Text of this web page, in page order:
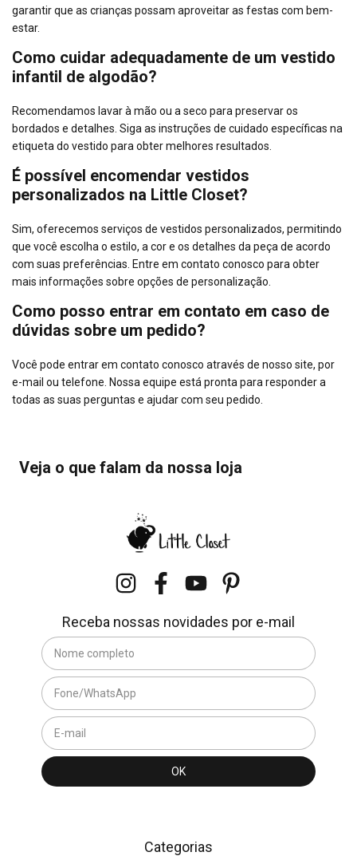
garantir que as crianças possam aproveitar as festas com bem-
estar.
Como cuidar adequadamente de um vestido
infantil de algodão?
Recomendamos lavar à mão ou a seco para preservar os
bordados e detalhes. Siga as instruções de cuidado específicas na
etiqueta do vestido para obter melhores resultados.
É possível encomendar vestidos
personalizados na Little Closet?
Sim, oferecemos serviços de vestidos personalizados, permitindo
que você escolha o estilo, a cor e os detalhes da peça de acordo
com suas preferências. Entre em contato conosco para obter
mais informações sobre opções de personalização.
Como posso entrar em contato em caso de
dúvidas sobre um pedido?
Você pode entrar em contato conosco através de nosso site, por
e-mail ou telefone. Nossa equipe está pronta para responder a
todas as suas perguntas e ajudar com seu pedido.
Veja o que falam da nossa loja
Receba nossas novidades por e-mail
Categorias